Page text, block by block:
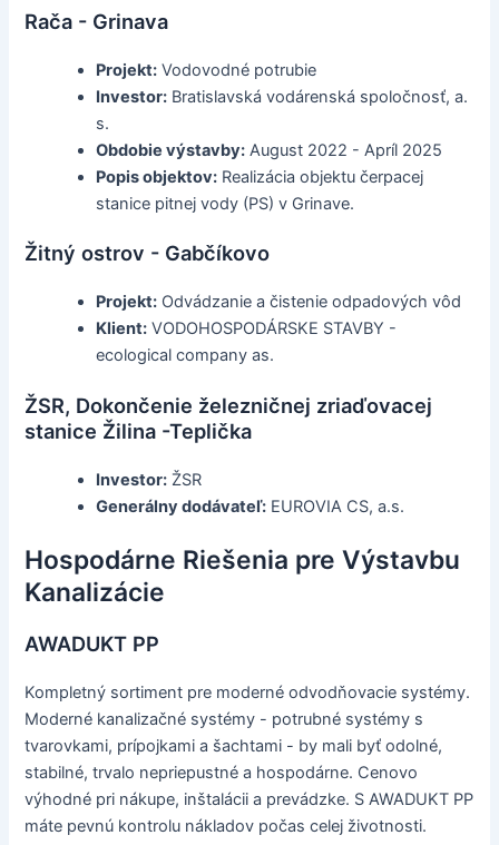
Rača - Grinava
Projekt: Vodovodné potrubie
Investor: Bratislavská vodárenská spoločnosť, a.
s.
Obdobie výstavby: August 2022 - Apríl 2025
Popis objektov: Realizácia objektu čerpacej
stanice pitnej vody (PS) v Grinave.
Žitný ostrov - Gabčíkovo
Projekt: Odvádzanie a čistenie odpadových vôd
Klient: VODOHOSPODÁRSKE STAVBY -
ecological company as.
ŽSR, Dokončenie železničnej zriaďovacej
stanice Žilina -Teplička
Investor: ŽSR
Generálny dodávateľ: EUROVIA CS, a.s.
Hospodárne Riešenia pre Výstavbu
Kanalizácie
AWADUKT PP
Kompletný sortiment pre moderné odvodňovacie systémy.
Moderné kanalizačné systémy - potrubné systémy s
tvarovkami, prípojkami a šachtami - by mali byť odolné,
stabilné, trvalo nepriepustné a hospodárne. Cenovo
výhodné pri nákupe, inštalácii a prevádzke. S AWADUKT PP
máte pevnú kontrolu nákladov počas celej životnosti.